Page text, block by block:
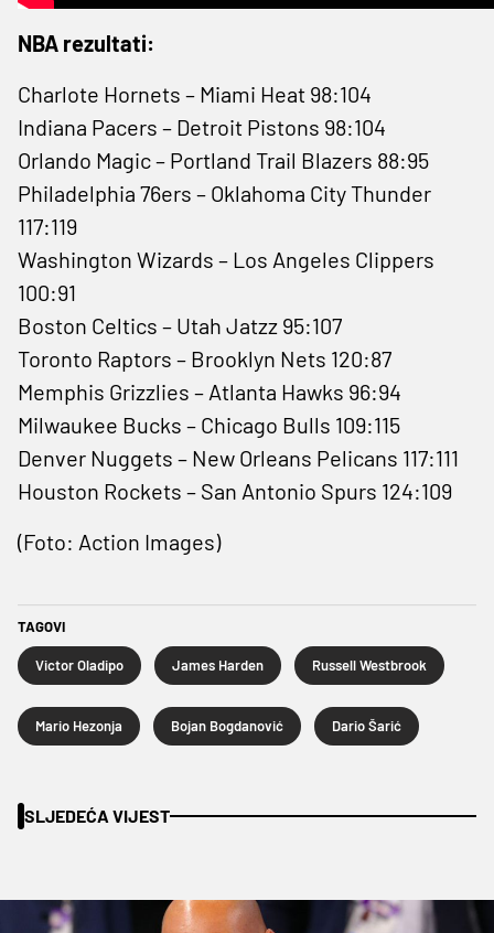
NBA rezultati:
Charlote Hornets – Miami Heat 98:104
Indiana Pacers – Detroit Pistons 98:104
Orlando Magic – Portland Trail Blazers 88:95
Philadelphia 76ers – Oklahoma City Thunder
117:119
Washington Wizards – Los Angeles Clippers
100:91
Boston Celtics – Utah Jatzz 95:107
Toronto Raptors – Brooklyn Nets 120:87
Memphis Grizzlies – Atlanta Hawks 96:94
Milwaukee Bucks – Chicago Bulls 109:115
Denver Nuggets – New Orleans Pelicans 117:111
Houston Rockets – San Antonio Spurs 124:109
(Foto: Action Images)
TAGOVI
Victor Oladipo James Harden Russell Westbrook
Mario Hezonja Bojan Bogdanović Dario Šarić
SLJEDEĆA VIJEST